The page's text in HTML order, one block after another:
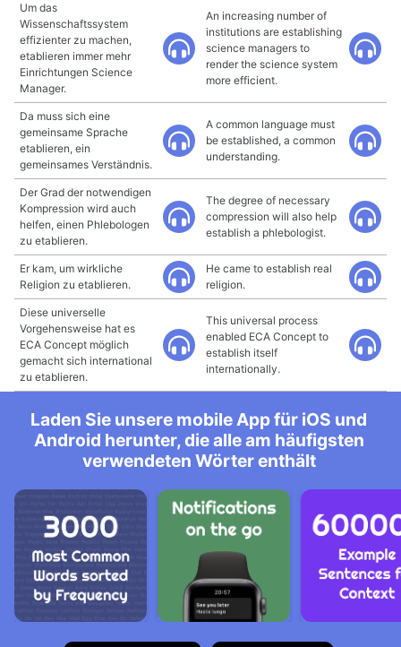
Um das
Wissenschaftssystem
effizienter zu machen,
etablieren immer mehr
Einrichtungen Science
Manager.
An increasing number of
institutions are establishing
science managers to
render the science system
more efficient.
Da muss sich eine
gemeinsame Sprache
etablieren, ein
gemeinsames Verständnis.
A common language must
be established, a common
understanding.
Der Grad der notwendigen
Kompression wird auch
helfen, einen Phlebologen
zu etablieren.
The degree of necessary
compression will also help
establish a phlebologist.
Er kam, um wirkliche
Religion zu etablieren.
He came to establish real
religion.
Diese universelle
Vorgehensweise hat es
ECA Concept möglich
gemacht sich international
zu etablieren.
This universal process
enabled ECA Concept to
establish itself
internationally.
Laden Sie unsere mobile App für iOS und
Android herunter, die alle am häufigsten
verwendeten Wörter enthält